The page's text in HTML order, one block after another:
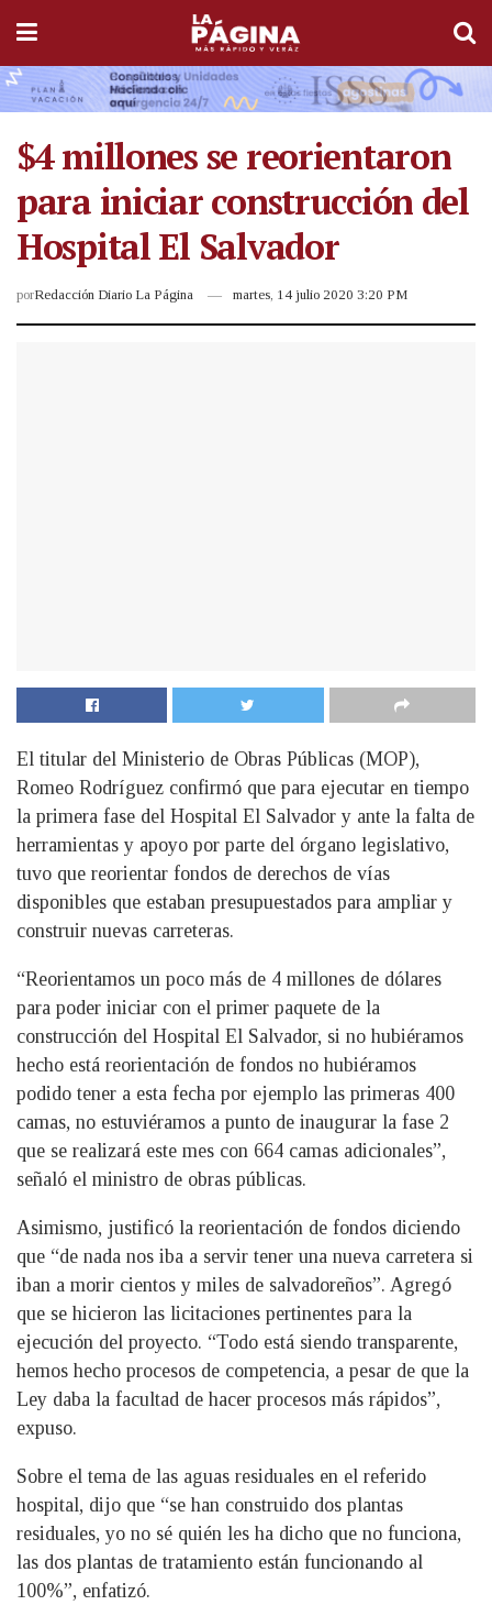
$4 millones se reorientaron
para iniciar construcción del
Hospital El Salvador
porRedacción Diario La Página martes, 14 julio 2020 3:20 PM
El titular del Ministerio de Obras Públicas (MOP),
Romeo Rodríguez confirmó que para ejecutar en tiempo
la primera fase del Hospital El Salvador y ante la falta de
herramientas y apoyo por parte del órgano legislativo,
tuvo que reorientar fondos de derechos de vías
disponibles que estaban presupuestados para ampliar y
construir nuevas carreteras.
“Reorientamos un poco más de 4 millones de dólares
para poder iniciar con el primer paquete de la
construcción del Hospital El Salvador, si no hubiéramos
hecho está reorientación de fondos no hubiéramos
podido tener a esta fecha por ejemplo las primeras 400
camas, no estuviéramos a punto de inaugurar la fase 2
que se realizará este mes con 664 camas adicionales”,
señaló el ministro de obras públicas.
Asimismo, justificó la reorientación de fondos diciendo
que “de nada nos iba a servir tener una nueva carretera si
iban a morir cientos y miles de salvadoreños”. Agregó
que se hicieron las licitaciones pertinentes para la
ejecución del proyecto. “Todo está siendo transparente,
hemos hecho procesos de competencia, a pesar de que la
Ley daba la facultad de hacer procesos más rápidos”,
expuso.
Sobre el tema de las aguas residuales en el referido
hospital, dijo que “se han construido dos plantas
residuales, yo no sé quién les ha dicho que no funciona,
las dos plantas de tratamiento están funcionando al
100%”, enfatizó.